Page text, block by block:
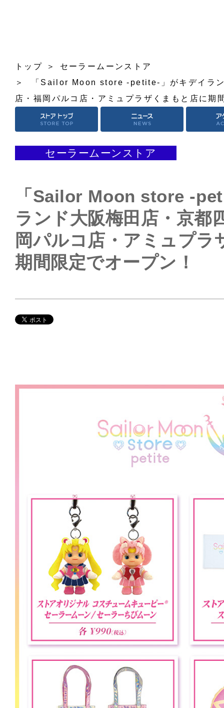
トップ
セーラームーンストア
「Sailor Moon store -petite-」がキデイラン
店・福岡パルコ店・アミュプラザくまもと店に期
セーラームーンストア
「Sailor Moon store -
ランド大阪梅田店・京都
岡パルコ店・アミュプラ
期間限定でオープン！